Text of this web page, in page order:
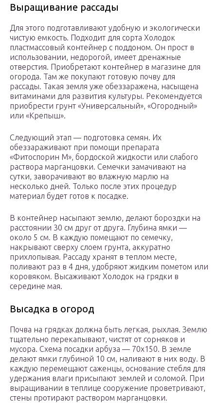
Выращивание рассады
Для этого подготавливают удобную и экологически
чистую емкость. Подходит для сорта Холодок
пластмассовый контейнер с поддоном. Он прост в
использовании, недорогой, имеет дренажные
отверстия. Приобретают контейнер в магазине для
огорода. Там же покупают готовую почву для
рассады. Такая земля уже обеззаражена, насыщена
витаминами для развития культуры. Рекомендуется
приобрести грунт «Универсальный», «Огородный»
или «Крепыш».
Следующий этап — подготовка семян. Их
обеззараживают при помощи препарата
«Фитоспорин М», бордоской жидкости или слабого
раствора марганцовки. Семечки замачивают на
сутки, заворачивают во влажную марлю на
несколько дней. Только после этих процедур
материал будет готов к посадке.
В контейнер насыпают землю, делают бороздки на
расстоянии 30 см друг от друга. Глубина ямки —
около 5 см. В каждую помещают по семечку,
накрывают сверху слоем грунта, аккуратно
прихлопывая. Рассаду хранят в теплом месте,
поливают раз в 4 дня, удобряют жидким пометом или
коровяком. Высаживают Холодок на грядки в
середине мая.
Высадка в огород
Почва на грядках должна быть легкая, рыхлая. Землю
тщательно перекапывают, чистят от сорняков и
мусора. Схема посадки арбуза — 70х150. В земле
делают ямки глубиной 10 см, наливают в них воду. В
каждую перемещают саженцы, основание стебля для
удержания влаги присыпают землей и соломой. При
выращивании в теплице сооружение проветривают,
стены протирают раствором марганцовки.